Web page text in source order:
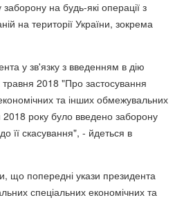
на будь-які операції з
на території України, зокрема
у зв'язку з введенням в дію
2018 "Про застосування
та інших обмежувальних
2018 року було введено заборону
її скасування", - йдеться в
що попередні укази президента
спеціальних економічних та